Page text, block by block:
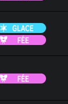
Glace
Fée
Fée